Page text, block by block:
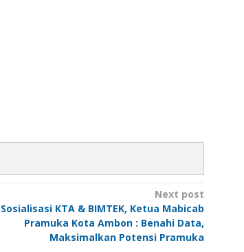
Next post
Sosialisasi KTA & BIMTEK, Ketua Mabicab
Pramuka Kota Ambon : Benahi Data,
Maksimalkan Potensi Pramuka